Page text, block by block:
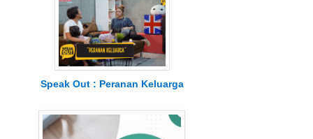
Speak Out : Peranan Keluarga